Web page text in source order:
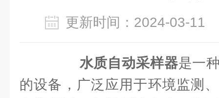
更新时间：2024-03-
水质自动采样器是一
的设备，广泛应用于环境监测